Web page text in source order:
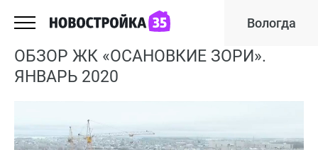
Вологда
ОБЗОР ЖК «ОСАНОВКИЕ ЗОРИ».
ЯНВАРЬ 2020